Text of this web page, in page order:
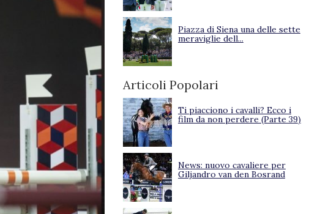
Piazza di Siena una delle sette
meraviglie dell...
Articoli Popolari
Ti piacciono i cavalli? Ecco i
film da non perdere (Parte 39)
News: nuovo cavaliere per
Giljandro van den Bosrand